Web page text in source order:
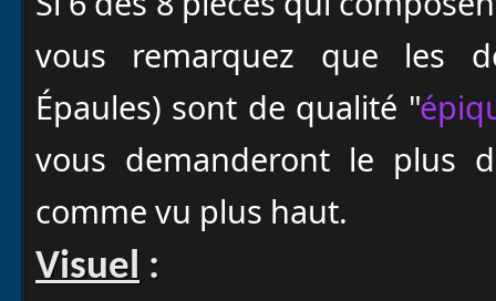
vous remarquez que les
Épaules) sont de qualité "
vous demanderont le plus
comme vu plus haut.
Visuel :